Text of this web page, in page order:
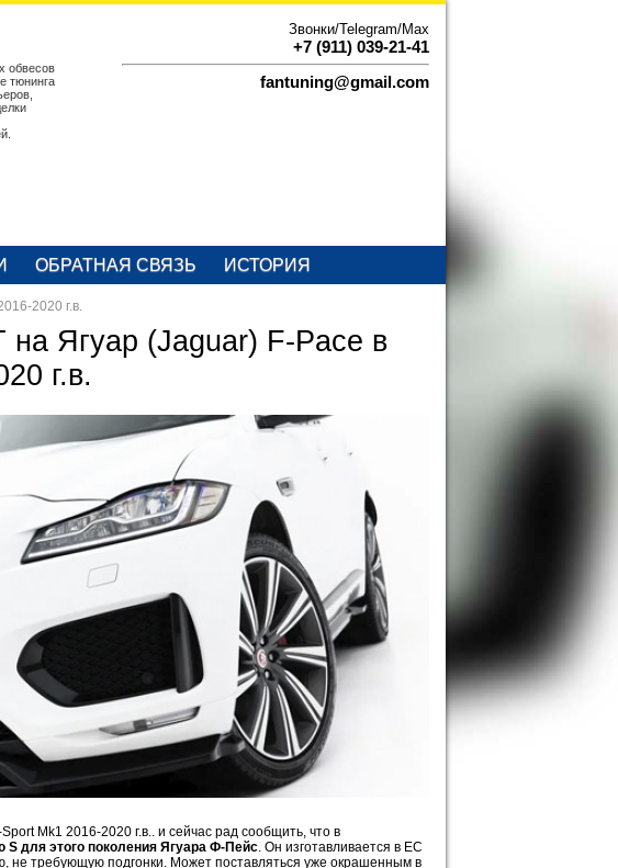
обвесов
тюнинга
Звонки/Telegram/Max
+7 (911) 039-21-41
fantuning@gmail.com
ОБРАТНАЯ СВЯЗЬ ИСТОРИЯ
2020 г.в.
на Ягуар (Jaguar) F-Pace в
г.в.
Mk1 2016-2020 г.в.. и сейчас рад сообщить, что в
S для этого поколения Ягуара Ф-Пейс. Он изготавливается в ЕС
не требующую подгонки. Может поставляться уже окрашенным в